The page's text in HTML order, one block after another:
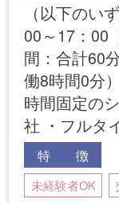
（以下のい
00～17：00
間：合計60
働8時間0分
時間固定の
社 ・フルタ
特 徴
未経験者OK